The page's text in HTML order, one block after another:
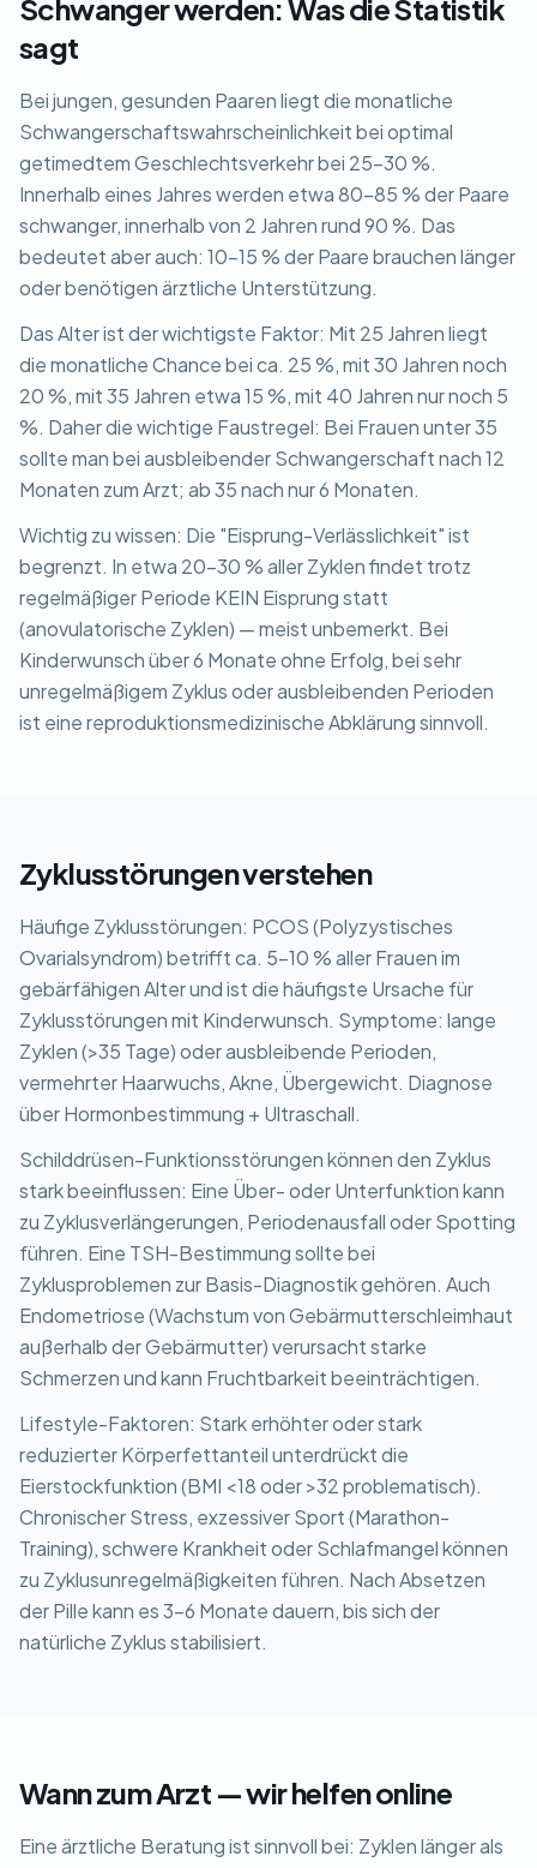
Schwanger werden: Was die Statistik
sagt
Bei jungen, gesunden Paaren liegt die monatliche
Schwangerschaftswahrscheinlichkeit bei optimal
getimedtem Geschlechtsverkehr bei 25-30 %.
Innerhalb eines Jahres werden etwa 80-85 % der Paare
schwanger, innerhalb von 2 Jahren rund 90 %. Das
bedeutet aber auch: 10-15 % der Paare brauchen länger
oder benötigen ärztliche Unterstützung.
Das Alter ist der wichtigste Faktor: Mit 25 Jahren liegt
die monatliche Chance bei ca. 25 %, mit 30 Jahren noch
20 %, mit 35 Jahren etwa 15 %, mit 40 Jahren nur noch 5
%. Daher die wichtige Faustregel: Bei Frauen unter 35
sollte man bei ausbleibender Schwangerschaft nach 12
Monaten zum Arzt; ab 35 nach nur 6 Monaten.
Wichtig zu wissen: Die "Eisprung-Verlässlichkeit" ist
begrenzt. In etwa 20-30 % aller Zyklen findet trotz
regelmäßiger Periode KEIN Eisprung statt
(anovulatorische Zyklen) — meist unbemerkt. Bei
Kinderwunsch über 6 Monate ohne Erfolg, bei sehr
unregelmäßigem Zyklus oder ausbleibenden Perioden
ist eine reproduktionsmedizinische Abklärung sinnvoll.
Zyklusstörungen verstehen
Häufige Zyklusstörungen: PCOS (Polyzystisches
Ovarialsyndrom) betrifft ca. 5-10 % aller Frauen im
gebärfähigen Alter und ist die häufigste Ursache für
Zyklusstörungen mit Kinderwunsch. Symptome: lange
Zyklen (>35 Tage) oder ausbleibende Perioden,
vermehrter Haarwuchs, Akne, Übergewicht. Diagnose
über Hormonbestimmung + Ultraschall.
Schilddrüsen-Funktionsstörungen können den Zyklus
stark beeinflussen: Eine Über- oder Unterfunktion kann
zu Zyklusverlängerungen, Periodenausfall oder Spotting
führen. Eine TSH-Bestimmung sollte bei
Zyklusproblemen zur Basis-Diagnostik gehören. Auch
Endometriose (Wachstum von Gebärmutterschleimhaut
außerhalb der Gebärmutter) verursacht starke
Schmerzen und kann Fruchtbarkeit beeinträchtigen.
Lifestyle-Faktoren: Stark erhöhter oder stark
reduzierter Körperfettanteil unterdrückt die
Eierstockfunktion (BMI <18 oder >32 problematisch).
Chronischer Stress, exzessiver Sport (Marathon-
Training), schwere Krankheit oder Schlafmangel können
zu Zyklusunregelmäßigkeiten führen. Nach Absetzen
der Pille kann es 3-6 Monate dauern, bis sich der
natürliche Zyklus stabilisiert.
Wann zum Arzt — wir helfen online
Eine ärztliche Beratung ist sinnvoll bei: Zyklen länger als